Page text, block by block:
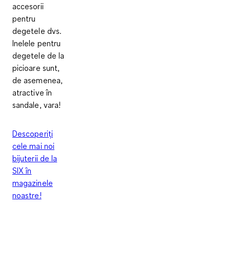
accesorii
pentru
degetele dvs.
Inelele pentru
degetele de la
picioare sunt,
de asemenea,
atractive în
sandale, vara!
Descoperiți
cele mai noi
bijuterii de la
SIX în
magazinele
noastre!